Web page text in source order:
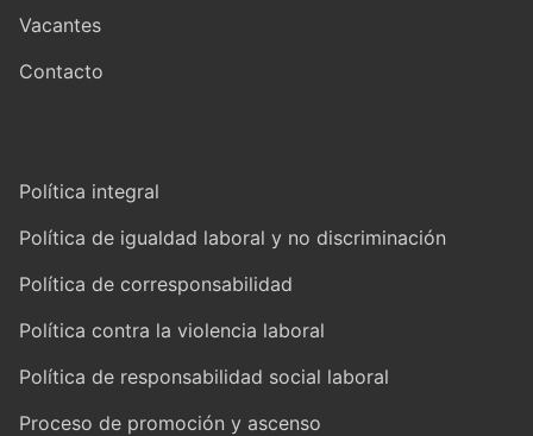
Vacantes
Contacto
Política integral
Política de igualdad laboral y no discriminación
Política de corresponsabilidad
Política contra la violencia laboral
Política de responsabilidad social laboral
Proceso de promoción y ascenso